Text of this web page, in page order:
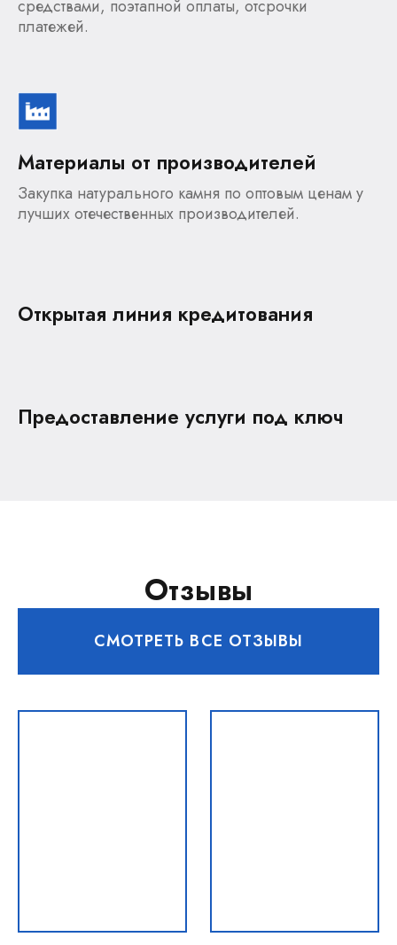
средствами, поэтапной оплаты, отсрочки
платежей.
Материалы от производителей
Закупка натурального камня по оптовым ценам у
лучших отечественных производителей.
Открытая линия кредитования
Предоставление услуги под ключ
Отзывы
СМОТРЕТЬ ВСЕ ОТЗЫВЫ